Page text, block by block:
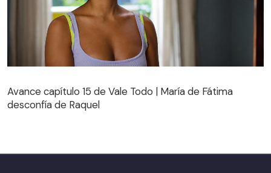
desconfía de Raquel
Avance capítulo 15 de Vale Todo | María de Fátima
desconfía de Raquel